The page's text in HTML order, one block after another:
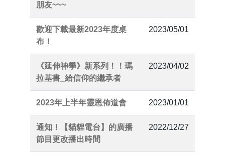
朋友~~~
歡迎下載最新2023年度桌
布！
2023/05/01
《延伸神學》新系列！！瑪
拉基書_給信仰的繼承者
2023/04/02
2023年上半年靈恩佈道會 2023/01/01
通知！【貓貍電台】的廣播
節目更改播出時間
2022/12/27